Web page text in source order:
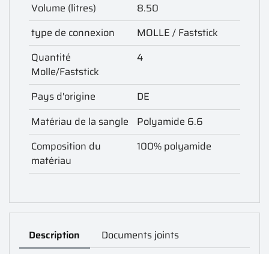
Volume (litres)
8.50
type de connexion
MOLLE / Faststick
Quantité
Molle/Faststick
4
Pays d'origine
DE
Matériau de la sangle
Polyamide 6.6
Composition du
matériau
100% polyamide
Description Documents joints